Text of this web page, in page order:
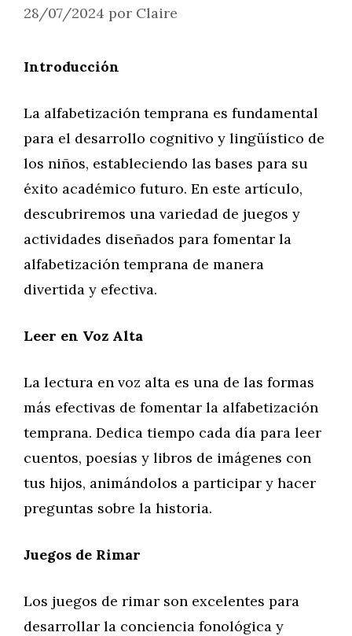
28/07/2024 por Claire
Introducción
La alfabetización temprana es fundamental
para el desarrollo cognitivo y lingüístico de
los niños, estableciendo las bases para su
éxito académico futuro. En este artículo,
descubriremos una variedad de juegos y
actividades diseñados para fomentar la
alfabetización temprana de manera
divertida y efectiva.
Leer en Voz Alta
La lectura en voz alta es una de las formas
más efectivas de fomentar la alfabetización
temprana. Dedica tiempo cada día para leer
cuentos, poesías y libros de imágenes con
tus hijos, animándolos a participar y hacer
preguntas sobre la historia.
Juegos de Rimar
Los juegos de rimar son excelentes para
desarrollar la conciencia fonológica y